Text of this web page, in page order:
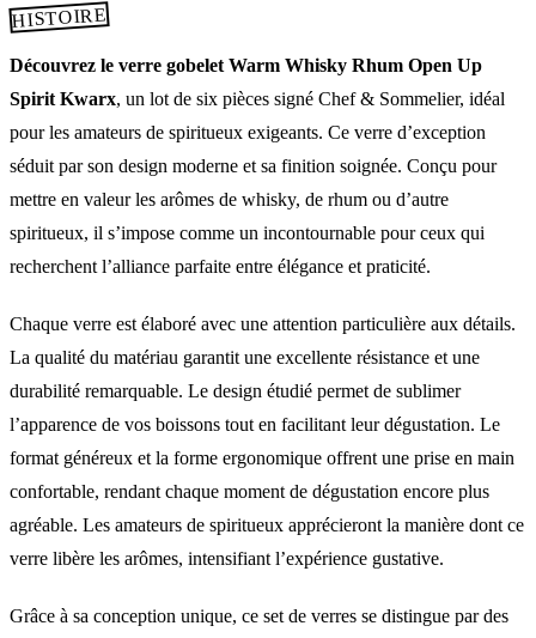
HISTOIRE
Découvrez le verre gobelet Warm Whisky Rhum Open Up
Spirit Kwarx, un lot de six pièces signé Chef & Sommelier, idéal
pour les amateurs de spiritueux exigeants. Ce verre d’exception
séduit par son design moderne et sa finition soignée. Conçu pour
mettre en valeur les arômes de whisky, de rhum ou d’autre
spiritueux, il s’impose comme un incontournable pour ceux qui
recherchent l’alliance parfaite entre élégance et praticité.
Chaque verre est élaboré avec une attention particulière aux détails.
La qualité du matériau garantit une excellente résistance et une
durabilité remarquable. Le design étudié permet de sublimer
l’apparence de vos boissons tout en facilitant leur dégustation. Le
format généreux et la forme ergonomique offrent une prise en main
confortable, rendant chaque moment de dégustation encore plus
agréable. Les amateurs de spiritueux apprécieront la manière dont ce
verre libère les arômes, intensifiant l’expérience gustative.
Grâce à sa conception unique, ce set de verres se distingue par des